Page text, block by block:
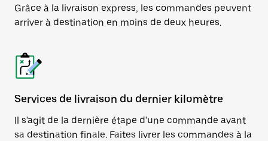
Grâce à la livraison express, les commandes peuvent
arriver à destination en moins de deux heures.
Services de livraison du dernier kilomètre
Il s'agit de la dernière étape d'une commande avant
sa destination finale. Faites livrer les commandes à la